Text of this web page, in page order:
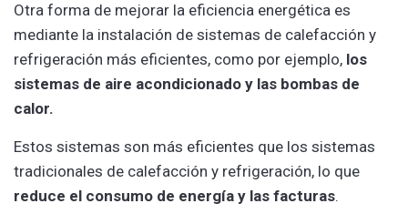
Otra forma de mejorar la eficiencia energética es
mediante la instalación de sistemas de calefacción y
refrigeración más eficientes, como por ejemplo, los
sistemas de aire acondicionado y las bombas de
calor.
Estos sistemas son más eficientes que los sistemas
tradicionales de calefacción y refrigeración, lo que
reduce el consumo de energía y las facturas.